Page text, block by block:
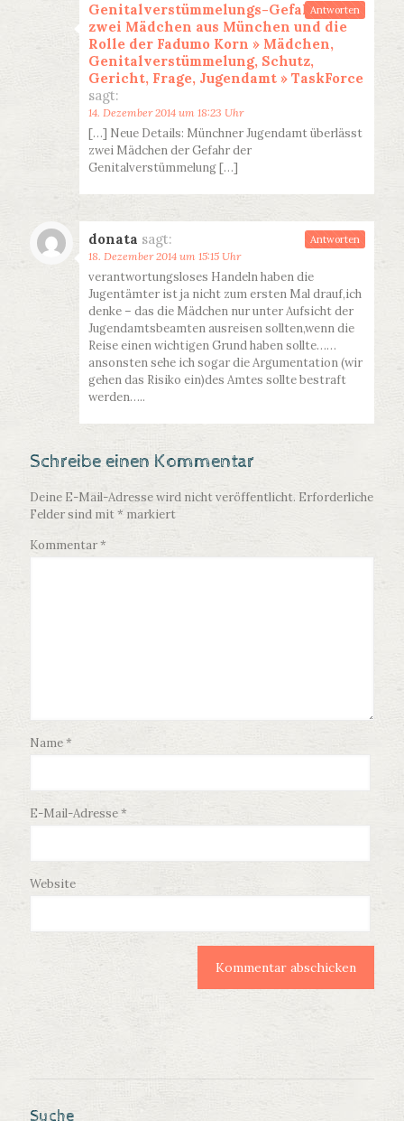
Genitalverstümmelungs-Gefahr für
zwei Mädchen aus München und die
Rolle der Fadumo Korn » Mädchen,
Genitalverstümmelung, Schutz,
Gericht, Frage, Jugendamt » TaskForce
sagt:
14. Dezember 2014 um 18:23 Uhr
[…] Neue Details: Münchner Jugendamt überlässt
zwei Mädchen der Gefahr der
Genitalverstümmelung […]
Antworten
donata sagt:
18. Dezember 2014 um 15:15 Uhr
verantwortungsloses Handeln haben die
Jugentämter ist ja nicht zum ersten Mal drauf,ich
denke – das die Mädchen nur unter Aufsicht der
Jugendamtsbeamten ausreisen sollten,wenn die
Reise einen wichtigen Grund haben sollte……
ansonsten sehe ich sogar die Argumentation (wir
gehen das Risiko ein)des Amtes sollte bestraft
werden…..
Antworten
Schreibe einen Kommentar
Deine E-Mail-Adresse wird nicht veröffentlicht. Erforderliche
Felder sind mit* markiert
Kommentar*
Name*
E-Mail-Adresse*
Website
Suche